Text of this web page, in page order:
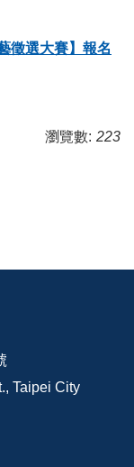
徵選大賽】報名
瀏覽數: 223
Taipei City